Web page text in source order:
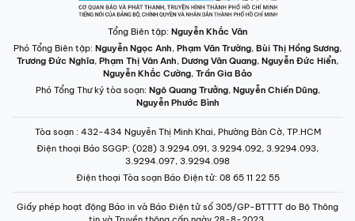
Tổng Biên tập: Nguyễn Khắc Văn
Phó Tổng Biên tập: Nguyễn Ngọc Anh, Phạm Văn Trường, Bùi Thị Hồng Sương,
Trương Đức Nghĩa, Phạm Thị Vân Anh, Dương Văn Quang, Nguyễn Đức Hiển,
Nguyễn Khắc Cường, Trần Gia Bảo
Phó Tổng Thư ký tòa soạn: Ngô Quang Trưởng, Nguyễn Chiến Dũng,
Nguyễn Phước Bình
Tòa soạn : 432-434 Nguyễn Thị Minh Khai, Phường Bàn Cờ, TP.HCM
Điện thoại Báo SGGP: (028) 3.9294.091, 3.9294.092, 3.9294.093,
3.9294.097, 3.9294.098
Điện thoại Tòa soạn Báo Điện tử: 08 65 11 22 55
Giấy phép hoạt động Báo in và Báo Điện tử số 305/GP-BTTTT do Bộ Thông